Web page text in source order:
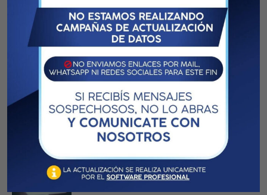
CPCE-CGCE
ARTICULOS RELACIONADOS MORE FROM AUTHOR
Dip Marita Ayala – Comentarios
proyecto ley RSO
Senador Reutemann